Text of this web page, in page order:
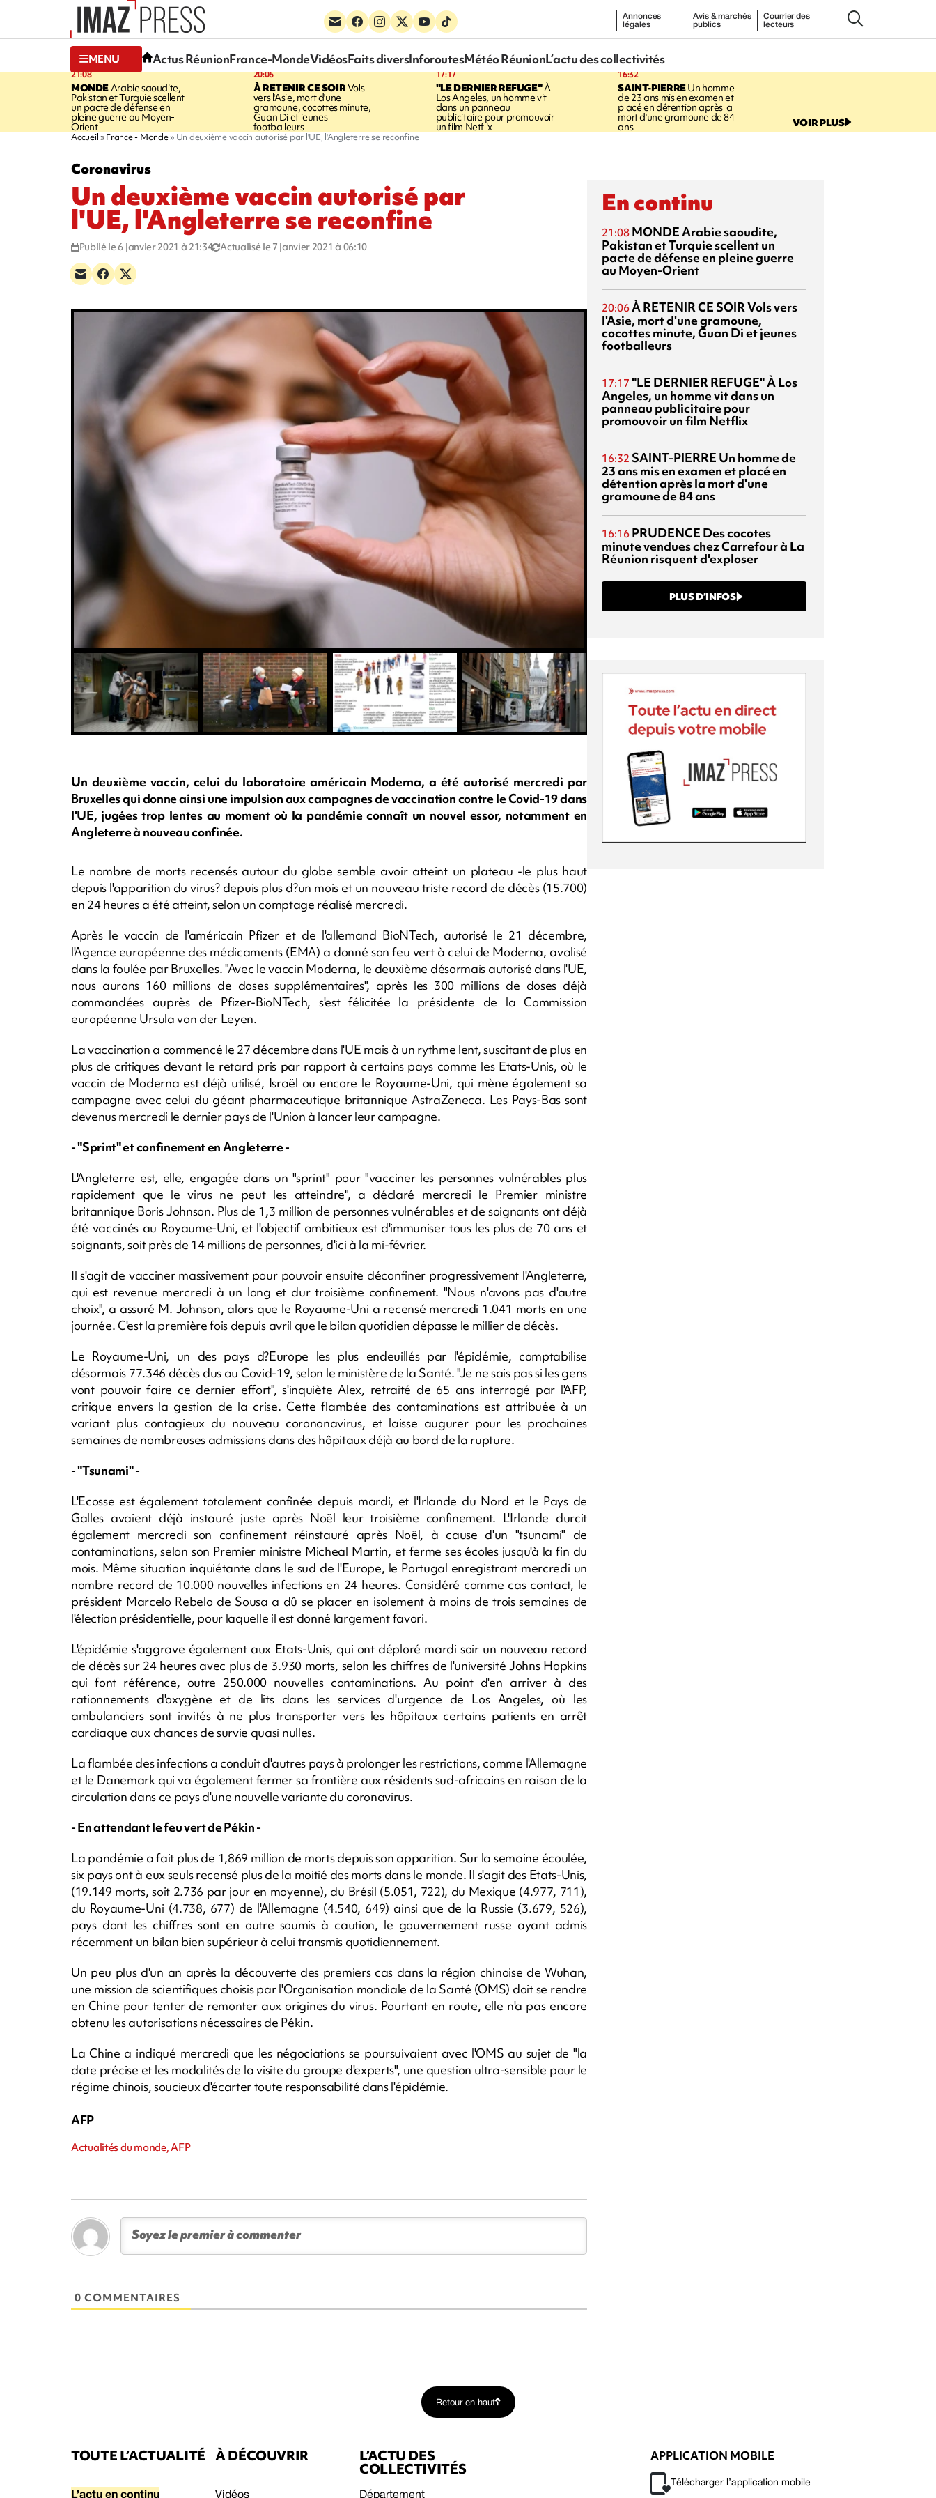
Annonces
légales
Avis & marchés
publics
Courrier des
lecteurs
MENU Actus RéunionFrance-MondeVidéosFaits diversInforoutesMétéo RéunionL’actu des collectivités
21:08
MONDE Arabie saoudite,
Pakistan et Turquie scellent
un pacte de défense en
pleine guerre au Moyen-
Orient
20:06
À RETENIR CE SOIRVols
vers l'Asie, mort d'une
gramoune, cocottes minute,
Guan Di et jeunes
footballeurs
17:17
"LE DERNIER REFUGE"À
Los Angeles, un homme vit
dans un panneau
publicitaire pour promouvoir
un film Netflix
16:32
SAINT-PIERREUn homme
de 23 ans mis en examen et
placé en détention après la
mort d'une gramoune de 84
ans VOIR PLUS
Accueil France - Monde Un deuxième vaccin autorisé par l'UE, l'Angleterre se reconfine
Coronavirus
Un deuxième vaccin autorisé par
l'UE, l'Angleterre se reconfine
Publié le 6 janvier 2021 à 21:34 Actualisé le 7 janvier 2021 à 06:10
Un deuxième vaccin, celui du laboratoire américain Moderna, a été autorisé mercredi par
Bruxelles qui donne ainsi une impulsion aux campagnes de vaccination contre le Covid-19 dans
l'UE, jugées trop lentes au moment où la pandémie connaît un nouvel essor, notamment en
Angleterre à nouveau confinée.
Le nombre de morts recensés autour du globe semble avoir atteint un plateau -le plus haut
depuis l'apparition du virus? depuis plus d?un mois et un nouveau triste record de décès (15.700)
en 24 heures a été atteint, selon un comptage réalisé mercredi.
Après le vaccin de l'américain Pfizer et de l'allemand BioNTech, autorisé le 21 décembre,
l'Agence européenne des médicaments (EMA) a donné son feu vert à celui de Moderna, avalisé
dans la foulée par Bruxelles. "Avec le vaccin Moderna, le deuxième désormais autorisé dans l'UE,
nous aurons 160 millions de doses supplémentaires", après les 300 millions de doses déjà
commandées auprès de Pfizer-BioNTech, s'est félicitée la présidente de la Commission
européenne Ursula von der Leyen.
La vaccination a commencé le 27 décembre dans l'UE mais à un rythme lent, suscitant de plus en
plus de critiques devant le retard pris par rapport à certains pays comme les Etats-Unis, où le
vaccin de Moderna est déjà utilisé, Israël ou encore le Royaume-Uni, qui mène également sa
campagne avec celui du géant pharmaceutique britannique AstraZeneca. Les Pays-Bas sont
devenus mercredi le dernier pays de l'Union à lancer leur campagne.
- "Sprint" et confinement en Angleterre -
L'Angleterre est, elle, engagée dans un "sprint" pour "vacciner les personnes vulnérables plus
rapidement que le virus ne peut les atteindre", a déclaré mercredi le Premier ministre
britannique Boris Johnson. Plus de 1,3 million de personnes vulnérables et de soignants ont déjà
été vaccinés au Royaume-Uni, et l'objectif ambitieux est d'immuniser tous les plus de 70 ans et
soignants, soit près de 14 millions de personnes, d'ici à la mi-février.
Il s'agit de vacciner massivement pour pouvoir ensuite déconfiner progressivement l'Angleterre,
qui est revenue mercredi à un long et dur troisième confinement. "Nous n'avons pas d'autre
choix", a assuré M. Johnson, alors que le Royaume-Uni a recensé mercredi 1.041 morts en une
journée. C'est la première fois depuis avril que le bilan quotidien dépasse le millier de décès.
Le Royaume-Uni, un des pays d?Europe les plus endeuillés par l'épidémie, comptabilise
désormais 77.346 décès dus au Covid-19, selon le ministère de la Santé. "Je ne sais pas si les gens
vont pouvoir faire ce dernier effort", s'inquiète Alex, retraité de 65 ans interrogé par l'AFP,
critique envers la gestion de la crise. Cette flambée des contaminations est attribuée à un
variant plus contagieux du nouveau corononavirus, et laisse augurer pour les prochaines
semaines de nombreuses admissions dans des hôpitaux déjà au bord de la rupture.
- "Tsunami" -
L'Ecosse est également totalement confinée depuis mardi, et l'Irlande du Nord et le Pays de
Galles avaient déjà instauré juste après Noël leur troisième confinement. L'Irlande durcit
également mercredi son confinement réinstauré après Noël, à cause d'un "tsunami" de
contaminations, selon son Premier ministre Micheal Martin, et ferme ses écoles jusqu'à la fin du
mois. Même situation inquiétante dans le sud de l'Europe, le Portugal enregistrant mercredi un
nombre record de 10.000 nouvelles infections en 24 heures. Considéré comme cas contact, le
président Marcelo Rebelo de Sousa a dû se placer en isolement à moins de trois semaines de
l'élection présidentielle, pour laquelle il est donné largement favori.
L'épidémie s'aggrave également aux Etats-Unis, qui ont déploré mardi soir un nouveau record
de décès sur 24 heures avec plus de 3.930 morts, selon les chiffres de l'université Johns Hopkins
qui font référence, outre 250.000 nouvelles contaminations. Au point d'en arriver à des
rationnements d'oxygène et de lits dans les services d'urgence de Los Angeles, où les
ambulanciers sont invités à ne plus transporter vers les hôpitaux certains patients en arrêt
cardiaque aux chances de survie quasi nulles.
La flambée des infections a conduit d'autres pays à prolonger les restrictions, comme l'Allemagne
et le Danemark qui va également fermer sa frontière aux résidents sud-africains en raison de la
circulation dans ce pays d'une nouvelle variante du coronavirus.
- En attendant le feu vert de Pékin -
La pandémie a fait plus de 1,869 million de morts depuis son apparition. Sur la semaine écoulée,
six pays ont à eux seuls recensé plus de la moitié des morts dans le monde. Il s'agit des Etats-Unis,
(19.149 morts, soit 2.736 par jour en moyenne), du Brésil (5.051, 722), du Mexique (4.977, 711),
du Royaume-Uni (4.738, 677) de l'Allemagne (4.540, 649) ainsi que de la Russie (3.679, 526),
pays dont les chiffres sont en outre soumis à caution, le gouvernement russe ayant admis
récemment un bilan bien supérieur à celui transmis quotidiennement.
Un peu plus d'un an après la découverte des premiers cas dans la région chinoise de Wuhan,
une mission de scientifiques choisis par l'Organisation mondiale de la Santé (OMS) doit se rendre
en Chine pour tenter de remonter aux origines du virus. Pourtant en route, elle n'a pas encore
obtenu les autorisations nécessaires de Pékin.
La Chine a indiqué mercredi que les négociations se poursuivaient avec l'OMS au sujet de "la
date précise et les modalités de la visite du groupe d'experts", une question ultra-sensible pour le
régime chinois, soucieux d'écarter toute responsabilité dans l'épidémie.
AFP
Actualités du monde, AFP
0 COMMENTAIRES
En continu
21:08 MONDEArabie saoudite,
Pakistan et Turquie scellent un
pacte de défense en pleine guerre
au Moyen-Orient
20:06À RETENIR CE SOIRVols vers
l'Asie, mort d'une gramoune,
cocottes minute, Guan Di et jeunes
footballeurs
17:17 "LE DERNIER REFUGE"À Los
Angeles, un homme vit dans un
panneau publicitaire pour
promouvoir un film Netflix
16:32 SAINT-PIERRE Un homme de
23 ans mis en examen et placé en
détention après la mort d'une
gramoune de 84 ans
16:16 PRUDENCE Des cocotes
minute vendues chez Carrefour à La
Réunion risquent d'exploser
PLUS D’INFOS
Retour en haut
TOUTE L’ACTUALITÉ
L’actu en continu
À DÉCOUVRIR
Vidéos
L’ACTU DES
COLLECTIVITÉS
Département
APPLICATION MOBILE
Télécharger l’application mobile